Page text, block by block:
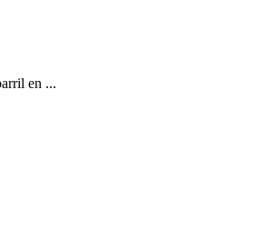
en ...